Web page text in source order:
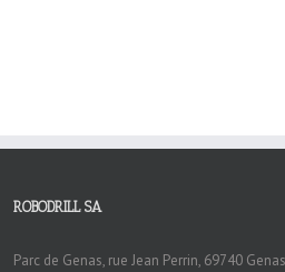
ROBODRILL SA
Parc de Genas, rue Jean Perrin, 69740